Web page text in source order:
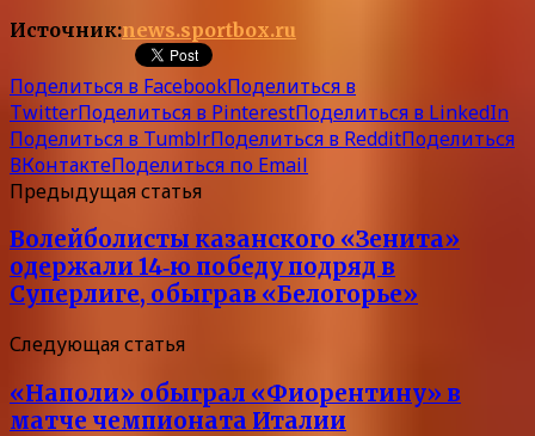
Источник:news.sportbox.ru
Поделиться в FacebookПоделиться в
TwitterПоделиться в PinterestПоделиться в LinkedIn
Поделиться в TumblrПоделиться в RedditПоделиться
ВКонтактеПоделиться по Email
Предыдущая статья
Волейболисты казанского «Зенита»
одержали 14‑ю победу подряд в
Суперлиге, обыграв «Белогорье»
Следующая статья
«Наполи» обыграл «Фиорентину» в
матче чемпионата Италии